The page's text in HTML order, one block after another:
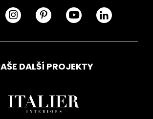
DALŠÍ PROJEKTY